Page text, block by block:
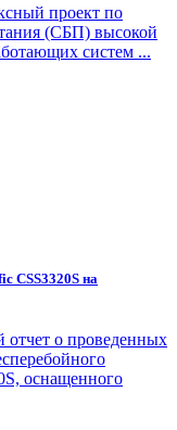
проект по
(СБП) высокой
систем ...
CSS3320S на
отчет о проведенных
оснащенного